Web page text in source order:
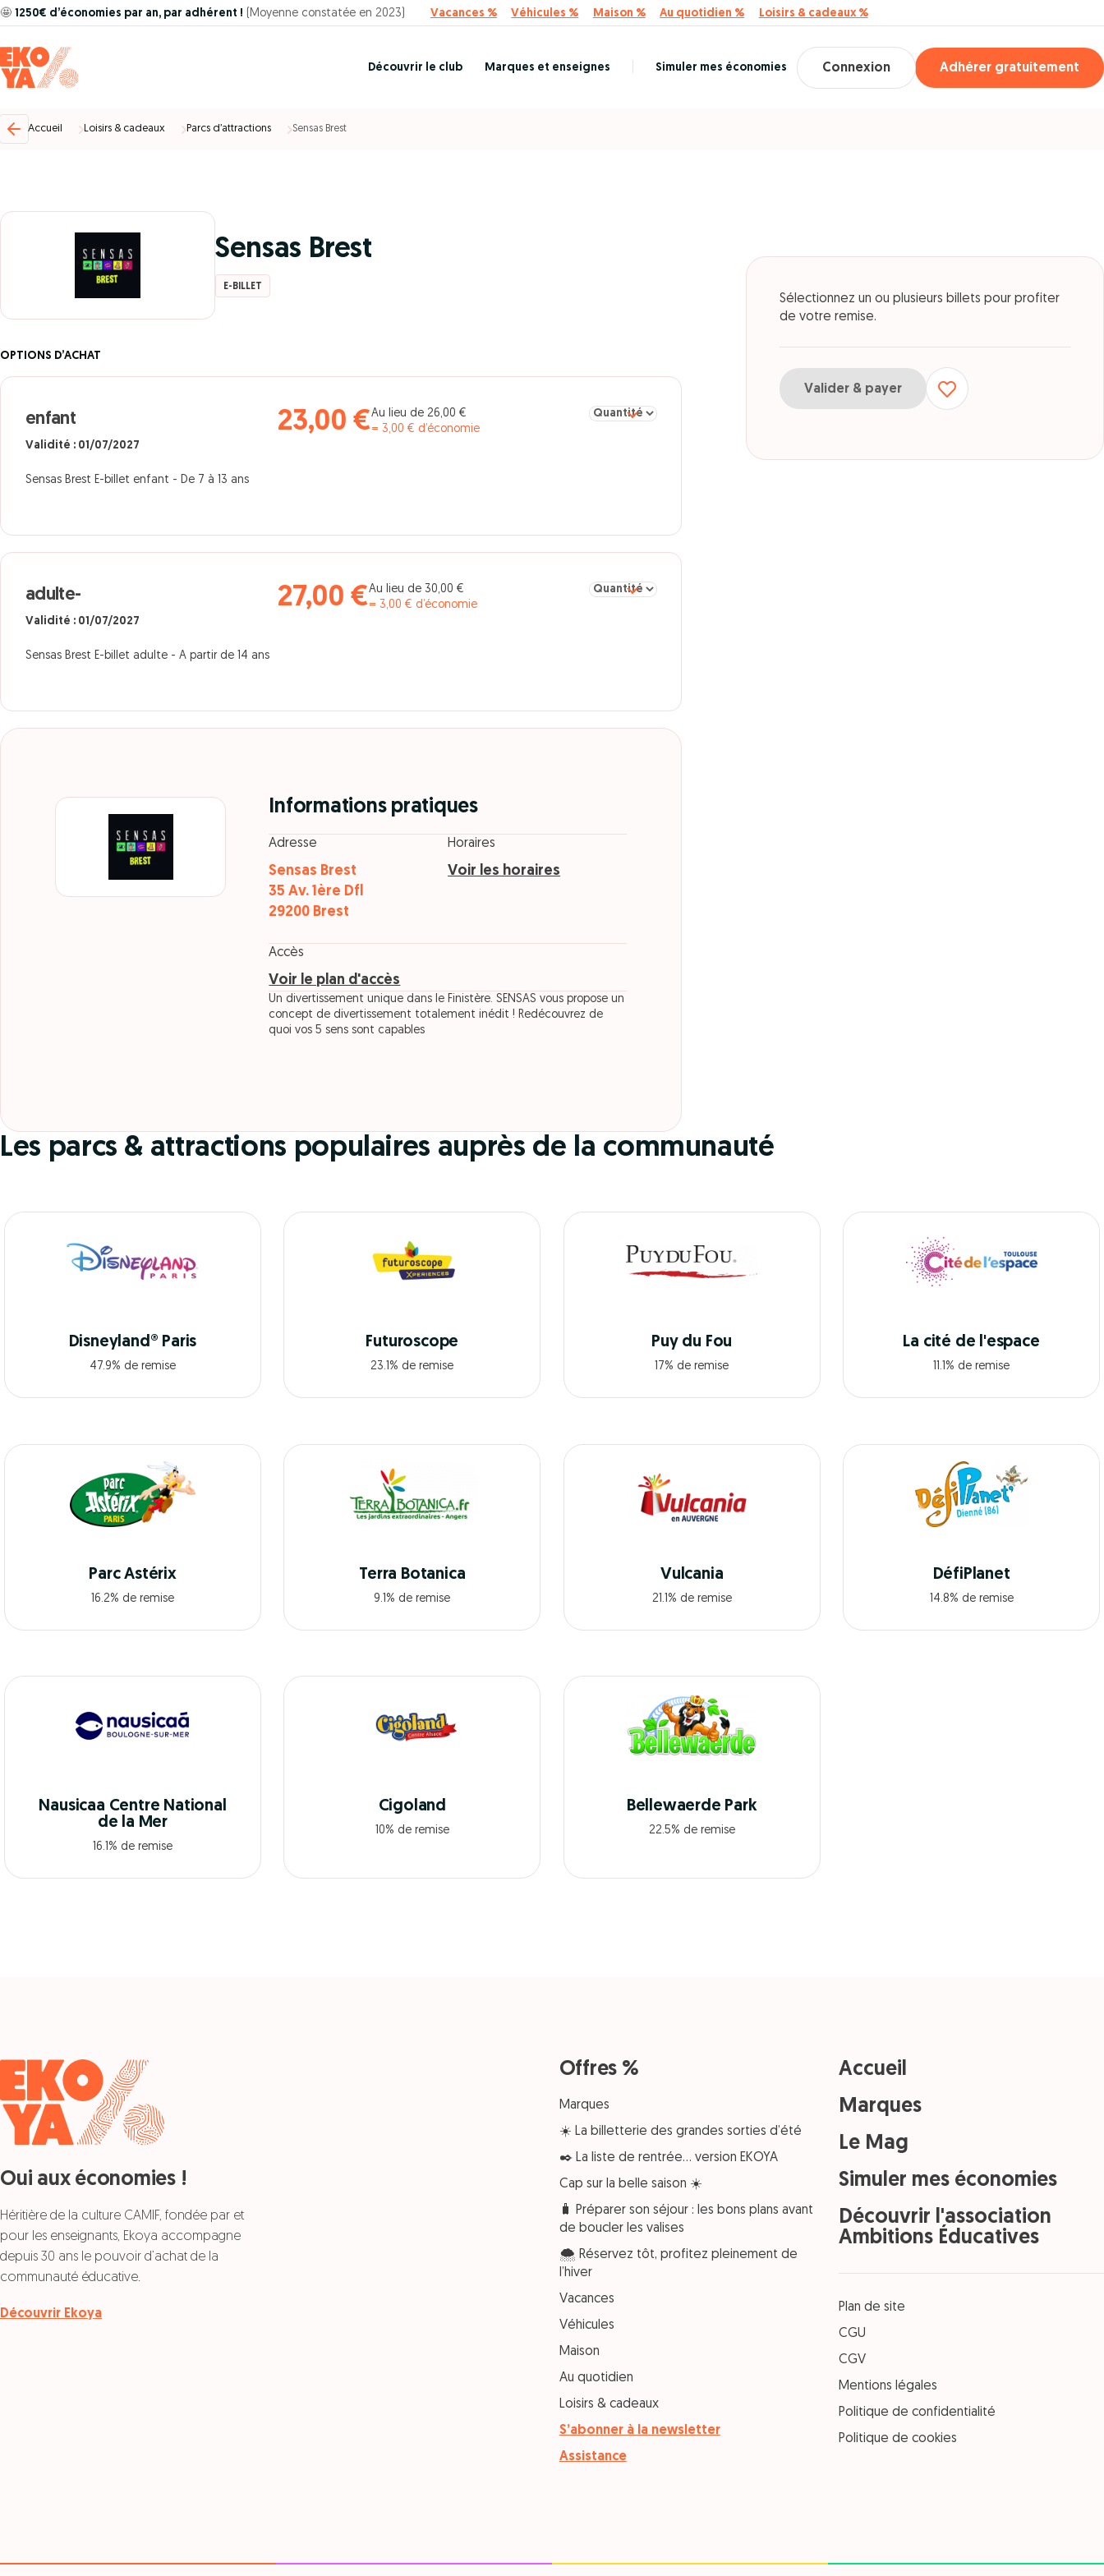
🤩 1250€ d’économies par an, par adhérent ! (Moyenne constatée en 2023) Vacances % Véhicules % Maison % Au quotidien % Loisirs & cadeaux %
Découvrir le club Marques et enseignes Simuler mes économies Connexion Adhérer gratuitement
Accueil Loisirs & cadeaux Parcs d’attractions Sensas Brest
Sensas Brest
E-BILLET
OPTIONS D’ACHAT
enfant
Validité : 01/07/2027
Sensas Brest E-billet enfant - De 7 à 13 ans
23,00 €Au lieu de 26,00 €
= 3,00 € d’économie
Sélectionner la quantité pour enfant
adulte-
Validité : 01/07/2027
Sensas Brest E-billet adulte - A partir de 14 ans
27,00 €Au lieu de 30,00 €
= 3,00 € d’économie
Sélectionner la quantité pour adulte-
Informations pratiques
Adresse
Sensas Brest
35 Av. 1ère Dfl
29200 Brest
Horaires
Voir les horaires
Accès
Voir le plan d'accès
Un divertissement unique dans le Finistère. SENSAS vous propose un
concept de divertissement totalement inédit ! Redécouvrez de
quoi vos 5 sens sont capables
Sélectionnez un ou plusieurs billets pour profiter
de votre remise.
Valider & payer
Les parcs & attractions populaires auprès de la communauté
Disneyland® Paris
47.9% de remise
Futuroscope
23.1% de remise
Puy du Fou
17% de remise
La cité de l'espace
11.1% de remise
Parc Astérix
16.2% de remise
Terra Botanica
9.1% de remise
Vulcania
21.1% de remise
DéfiPlanet
14.8% de remise
Nausicaa Centre National
de la Mer
16.1% de remise
Cigoland
10% de remise
Bellewaerde Park
22.5% de remise
Oui aux économies !
Héritière de la culture CAMIF, fondée par et
pour les enseignants, Ekoya accompagne
depuis 30 ans le pouvoir d’achat de la
communauté éducative.
Découvrir Ekoya
Offres %
Marques
☀️ La billetterie des grandes sorties d’été
✒️ La liste de rentrée… version EKOYA
Cap sur la belle saison ☀️
🧳 Préparer son séjour : les bons plans avant
de boucler les valises
🌨️ Réservez tôt, profitez pleinement de
l’hiver
Vacances
Véhicules
Maison
Au quotidien
Loisirs & cadeaux
S’abonner à la newsletter
Assistance
Accueil
Marques
Le Mag
Simuler mes économies
Découvrir l'association
Ambitions Éducatives
Plan de site
CGU
CGV
Mentions légales
Politique de confidentialité
Politique de cookies